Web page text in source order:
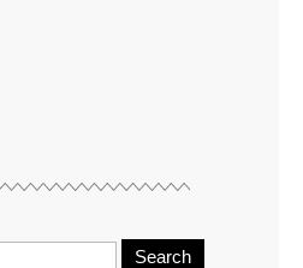
Search